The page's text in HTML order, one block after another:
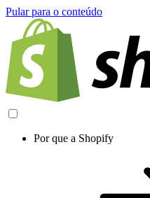
Pular para o conteúdo
Por que a Shopify